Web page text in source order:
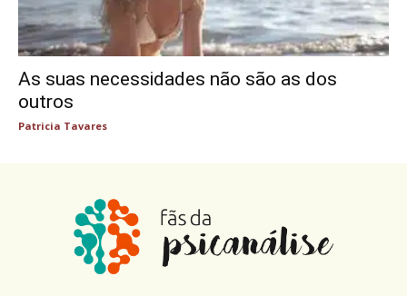
As suas necessidades não são as dos
outros
Patricia Tavares